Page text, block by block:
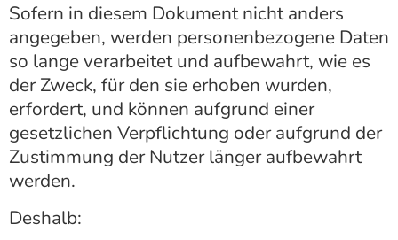
Sofern in diesem Dokument nicht anders
angegeben, werden personenbezogene Daten
so lange verarbeitet und aufbewahrt, wie es
der Zweck, für den sie erhoben wurden,
erfordert, und können aufgrund einer
gesetzlichen Verpflichtung oder aufgrund der
Zustimmung der Nutzer länger aufbewahrt
werden.
Deshalb: